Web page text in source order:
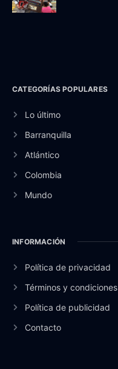
CATEGORÍAS POPULARES
Lo último
Barranquilla
Atlántico
Colombia
Mundo
INFORMACIÓN
Política de privacidad
Términos y condiciones
Política de publicidad
Contacto